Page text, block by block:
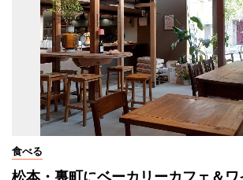
食べる
松本・裏町にベーカリーカフェ＆ワ